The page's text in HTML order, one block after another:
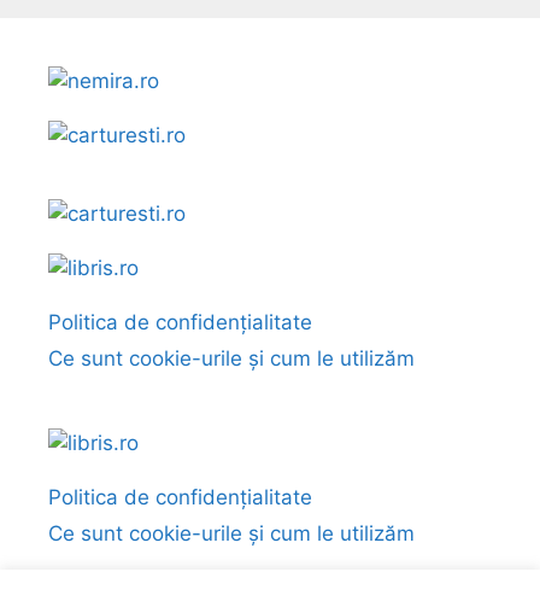
Politica de confidențialitate
Ce sunt cookie-urile și cum le utilizăm
Politica de confidențialitate
Ce sunt cookie-urile și cum le utilizăm